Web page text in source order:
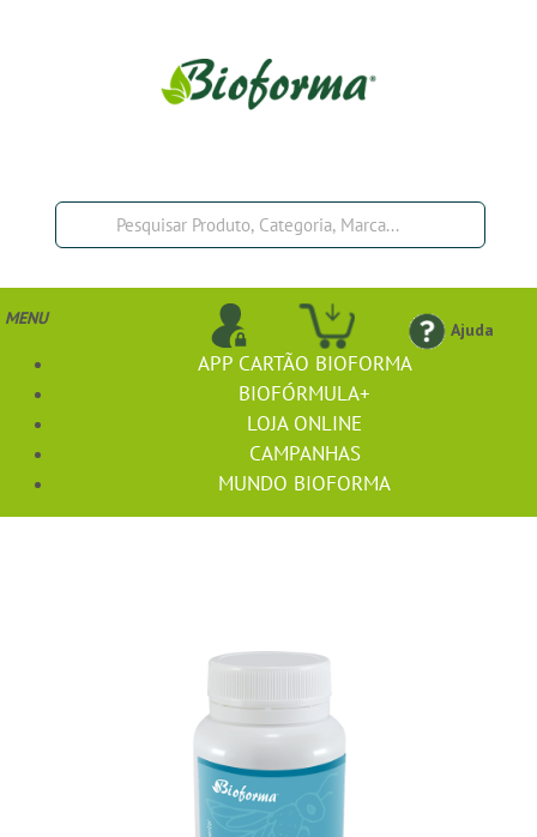
Ajuda
MENU
APP CARTÃO BIOFORMA
BIOFÓRMULA+
LOJA ONLINE
CAMPANHAS
MUNDO BIOFORMA